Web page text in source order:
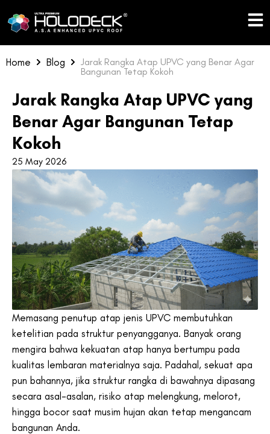
to
Home
Blog
Jarak Rangka Atap UPVC yang Benar Agar
Bangunan Tetap Kokoh
Jarak Rangka Atap UPVC yang
Benar Agar Bangunan Tetap
Kokoh
25 May 2026
Memasang penutup atap jenis UPVC membutuhkan
ketelitian pada struktur penyangganya. Banyak orang
mengira bahwa kekuatan atap hanya bertumpu pada
kualitas lembaran materialnya saja. Padahal, sekuat apa
pun bahannya, jika struktur rangka di bawahnya dipasang
secara asal-asalan, risiko atap melengkung, melorot,
hingga bocor saat musim hujan akan tetap mengancam
bangunan Anda.